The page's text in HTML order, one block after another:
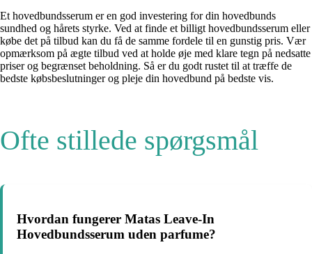
Et hovedbundsserum er en god investering for din hovedbunds
sundhed og hårets styrke. Ved at finde et billigt hovedbundsserum eller
købe det på tilbud kan du få de samme fordele til en gunstig pris. Vær
opmærksom på ægte tilbud ved at holde øje med klare tegn på nedsatte
priser og begrænset beholdning. Så er du godt rustet til at træffe de
bedste købsbeslutninger og pleje din hovedbund på bedste vis.
Ofte stillede spørgsmål
Hvordan fungerer Matas Leave-In
Hovedbundsserum uden parfume?